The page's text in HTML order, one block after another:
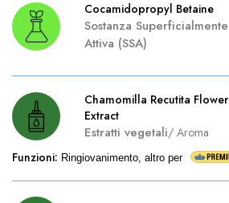
Cocamidopropyl Betaine
Sostanza Superficialmente
Attiva (SSA)
Chamomilla Recutita Flower
Extract
Estratti vegetali/ Aroma
Funzioni: Ringiovanimento, altro per